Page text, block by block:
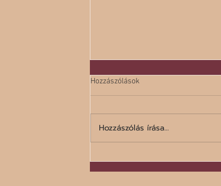
Hozzászólások
Hozzászólás írása...